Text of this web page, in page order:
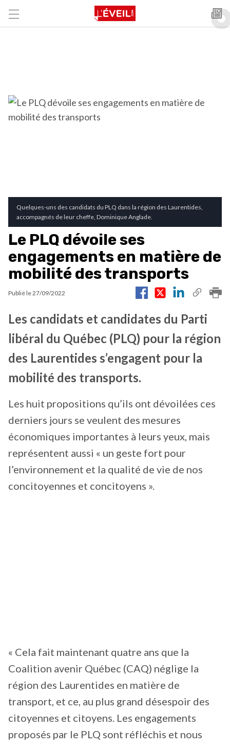
Quelques-uns des candidats du PLQ dans la région des Laurentides,
accompagnés de leur cheffe, Dominique Anglade.
Le PLQ dévoile ses
engagements en matière de
mobilité des transports
Publié le27/09/2022
Les candidats et candidates du Parti
libéral du Québec (PLQ) pour la région
des Laurentides s’engagent pour la
mobilité des transports.
Les huit propositions qu’ils ont dévoilées ces
derniers jours se veulent des mesures
économiques importantes à leurs yeux, mais
représentent aussi « un geste fort pour
l’environnement et la qualité de vie de nos
concitoyennes et concitoyens ».
« Cela fait maintenant quatre ans que la
Coalition avenir Québec (CAQ) néglige la
région des Laurentides en matière de
transport, et ce, au plus grand désespoir des
citoyennes et citoyens. Les engagements
proposés par le PLQ sont réfléchis et nous